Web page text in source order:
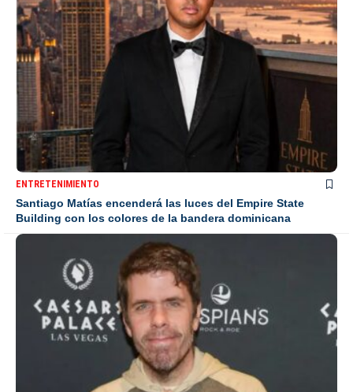
ENTRETENIMIENTO
Santiago Matías encenderá las luces del Empire State
Building con los colores de la bandera dominicana